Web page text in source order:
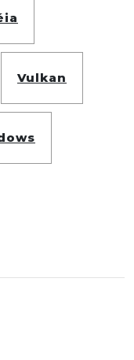
Vulkan